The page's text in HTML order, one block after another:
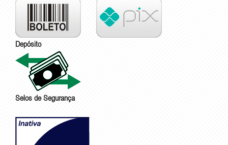
Depósito
Selos de Segurança